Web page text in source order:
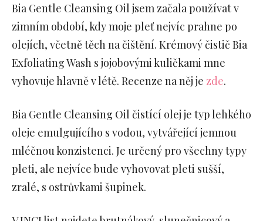
Bia Gentle Cleansing Oil jsem začala používat v
zimním období, kdy moje pleť nejvíc prahne po
olejích, včetně těch na čištění. Krémový čistič Bia
Exfoliating Wash s jojobovými kuličkami mne
vyhovuje hlavně v létě. Recenze na něj je zde.
Bia Gentle Cleansing Oil čistící olej je typ lehkého
oleje emulgujícího s vodou, vytvářející jemnou
mléčnou konzistenci. Je určený pro všechny typy
pleti, ale nejvíce bude vyhovovat pleti sušší,
zralé, s ostrůvkami šupinek.